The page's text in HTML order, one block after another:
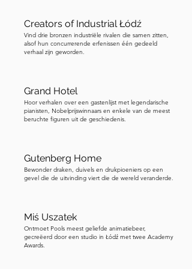
vervolgen van heksen. Dat boek ging
door tientallen edities en werd een van
de meest verspreide teksten in Europa
marteling en executie over het
continent. Kun je het je voorstellen?
Een uitvinding die kennis verspreidde,
zelf werd in opdracht gegeven door
Jan Petersilge, een drukker en uitgever
die de eerste krant van Łódź, de Lodzer
de achterste binnenplaats. Het
uitgebreide Gotische en Duitse
Renaissance ornament op de gevel
Creators of Industrial Łódź
Vind drie bronzen industriële rivalen die samen zitten,
alsof hun concurrerende erfenissen één gedeeld
verhaal zijn geworden.
Grand Hotel
Hoor verhalen over een gastenlijst met legendarische
pianisten, Nobelprijswinnaars en enkele van de meest
beruchte figuren uit de geschiedenis.
Gutenberg Home
Bewonder draken, duivels en drukpioeniers op een
gevel die de uitvinding viert die de wereld veranderde.
Miś Uszatek
Ontmoet Pools meest geliefde animatiebeer,
gecreëerd door een studio in Łódź met twee Academy
Awards.